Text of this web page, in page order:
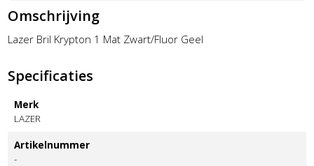
Omschrijving
Lazer Bril Krypton 1 Mat Zwart/Fluor Geel
Specificaties
Merk
LAZER
Artikelnummer
-